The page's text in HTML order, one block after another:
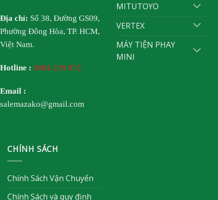
Địa chỉ: Số 38, Đường GS09,
Phường Đông Hòa, TP. HCM,
Việt Nam.
Hotline : 0984.239.972
Email :
salemazako@gmail.com
MITUTOYO
VERTEX
MÁY TIỆN PHAY
MINI
CHÍNH SÁCH
Chính Sách Vận Chuyển
Chính Sách và quy định